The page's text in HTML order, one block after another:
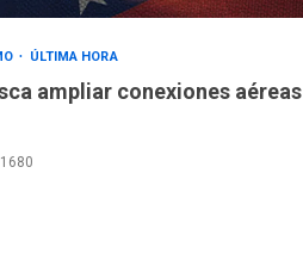
ÚLTIMA HORA
ampliar conexiones aéreas
1680